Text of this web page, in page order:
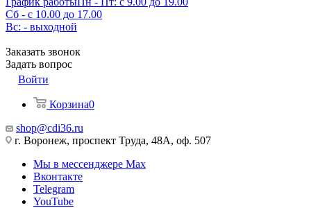
Сб - с 10.00 до 17.00
Вс: - выходной
Заказать звонок
Задать вопрос
Войти
Корзина0
shop@cdi36.ru
г. Воронеж, проспект Труда, 48А, оф. 507
Мы в мессенджере Max
Вконтакте
Telegram
YouTube